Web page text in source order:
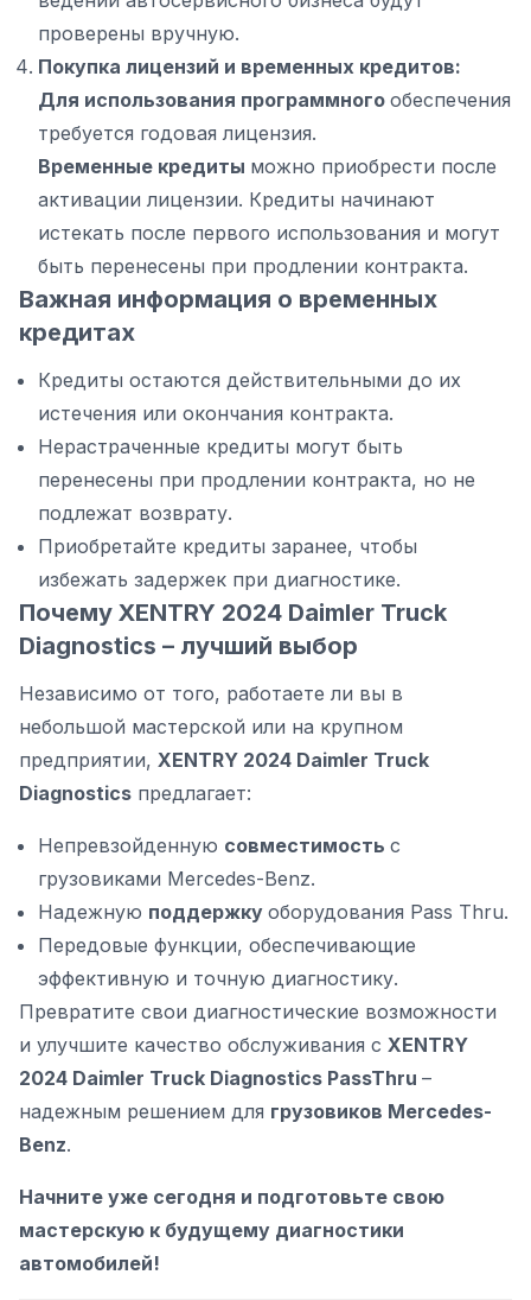
проверены вручную.
Покупка лицензий и временных кредитов:
Для использования программного обеспечения
требуется годовая лицензия.
Временные кредиты можно приобрести после
активации лицензии. Кредиты начинают
истекать после первого использования и могут
быть перенесены при продлении контракта.
Важная информация о временных
кредитах
Кредиты остаются действительными до их
истечения или окончания контракта.
Нерастраченные кредиты могут быть
перенесены при продлении контракта, но не
подлежат возврату.
Приобретайте кредиты заранее, чтобы
избежать задержек при диагностике.
Почему XENTRY 2024 Daimler Truck
Diagnostics – лучший выбор
Независимо от того, работаете ли вы в
небольшой мастерской или на крупном
предприятии, XENTRY 2024 Daimler Truck
Diagnostics предлагает:
Непревзойденную совместимость с
грузовиками Mercedes-Benz.
Надежную поддержку оборудования Pass Thru.
Передовые функции, обеспечивающие
эффективную и точную диагностику.
Превратите свои диагностические возможности
и улучшите качество обслуживания с XENTRY
2024 Daimler Truck Diagnostics PassThru –
надежным решением для грузовиков Mercedes-
Benz.
Начните уже сегодня и подготовьте свою
мастерскую к будущему диагностики
автомобилей!